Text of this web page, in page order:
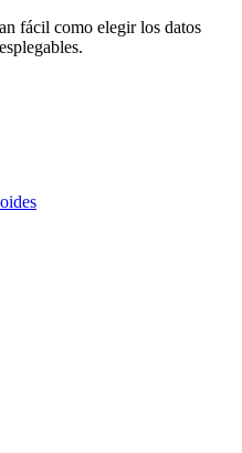
fácil como elegir los datos